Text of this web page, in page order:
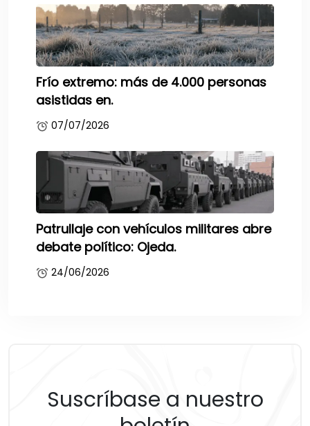
Frío extremo: más de 4.000 personas
asistidas en.
07/07/2026
Patrullaje con vehículos militares abre
debate político: Ojeda.
24/06/2026
Suscríbase a nuestro